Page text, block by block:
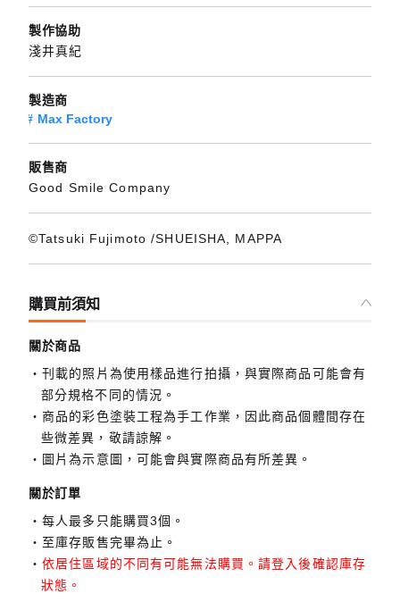
製作協助
淺井真紀
製造商
Max Factory
販售商
Good Smile Company
©Tatsuki Fujimoto /SHUEISHA, MAPPA
購買前須知
關於商品
刊載的照片為使用樣品進行拍攝，與實際商品可能會有
部分規格不同的情況。
商品的彩色塗裝工程為手工作業，因此商品個體間存在
些微差異，敬請諒解。
圖片為示意圖，可能會與實際商品有所差異。
關於訂單
每人最多只能購買3個。
至庫存販售完畢為止。
依居住區域的不同有可能無法購買。請登入後確認庫存
狀態。